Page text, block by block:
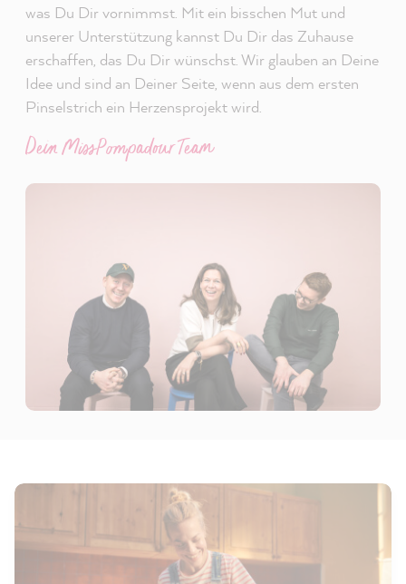
was Du Dir vornimmst. Mit ein bisschen Mut und
unserer Unterstützung kannst Du Dir das Zuhause
erschaffen, das Du Dir wünschst. Wir glauben an Deine
Idee und sind an Deiner Seite, wenn aus dem ersten
Pinselstrich ein Herzensprojekt wird.
Dein MissPompadour Team